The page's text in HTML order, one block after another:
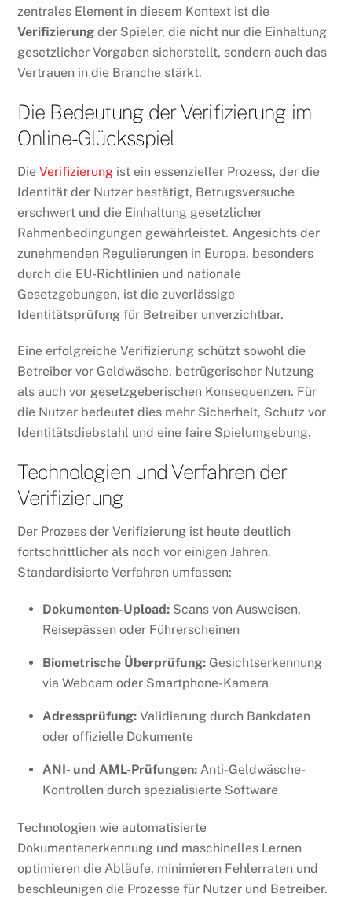
zentrales Element in diesem Kontext ist die
Verifizierung der Spieler, die nicht nur die Einhaltung
gesetzlicher Vorgaben sicherstellt, sondern auch das
Vertrauen in die Branche stärkt.
Die Bedeutung der Verifizierung im
Online-Glücksspiel
DieVerifizierung ist ein essenzieller Prozess, der die
Identität der Nutzer bestätigt, Betrugsversuche
erschwert und die Einhaltung gesetzlicher
Rahmenbedingungen gewährleistet. Angesichts der
zunehmenden Regulierungen in Europa, besonders
durch die EU-Richtlinien und nationale
Gesetzgebungen, ist die zuverlässige
Identitätsprüfung für Betreiber unverzichtbar.
Eine erfolgreiche Verifizierung schützt sowohl die
Betreiber vor Geldwäsche, betrügerischer Nutzung
als auch vor gesetzgeberischen Konsequenzen. Für
die Nutzer bedeutet dies mehr Sicherheit, Schutz vor
Identitätsdiebstahl und eine faire Spielumgebung.
Technologien und Verfahren der
Verifizierung
Der Prozess der Verifizierung ist heute deutlich
fortschrittlicher als noch vor einigen Jahren.
Standardisierte Verfahren umfassen:
Dokumenten-Upload: Scans von Ausweisen,
Reisepässen oder Führerscheinen
Biometrische Überprüfung: Gesichtserkennung
via Webcam oder Smartphone-Kamera
Adressprüfung: Validierung durch Bankdaten
oder offizielle Dokumente
ANI- und AML-Prüfungen: Anti-Geldwäsche-
Kontrollen durch spezialisierte Software
Technologien wie automatisierte
Dokumentenerkennung und maschinelles Lernen
optimieren die Abläufe, minimieren Fehlerraten und
beschleunigen die Prozesse für Nutzer und Betreiber.